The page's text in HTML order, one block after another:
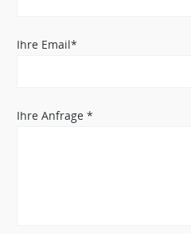
Ihre Email*
Ihre Anfrage *